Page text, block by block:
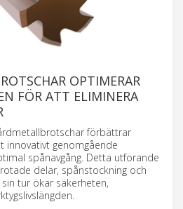
OPTIMERAR
FÖR ATT ELIMINERA
förbättrar
innovativt genomgående
spånavgång. Detta utförande
delar, spånstockning och
tur ökar säkerheten,